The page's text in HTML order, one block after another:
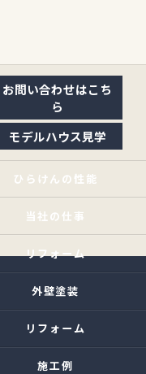
お問い合わせはこち
ら
モデルハウス見学
ひらけんの性能
当社の仕事
リフォーム
外壁塗装
リフォーム
施工例